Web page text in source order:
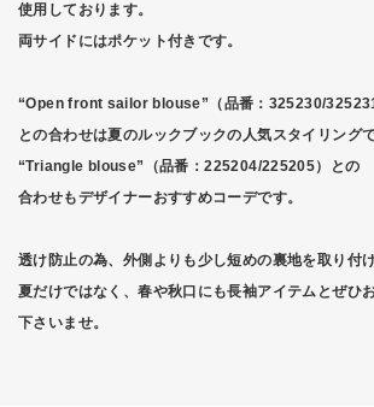
使用しております。
両サイドにはポケット付きです。
“Open front sailor blouse”（品番：325230/325231
との合わせは夏のルックブックの人気スタイリングで
“Triangle blouse”（品番：225204/225205）との
合わせもデザイナーおすすめコーデです。
透け防止の為、外側よりも少し短めの裏地を取り付
夏だけではなく、春や秋口にも長袖アイテムとぜひ
下さいませ。